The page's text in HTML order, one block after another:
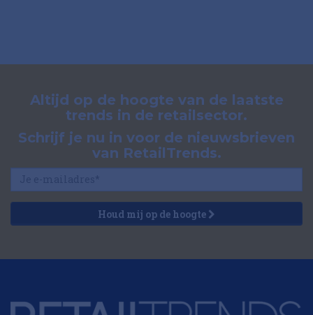
Altijd op de hoogte van de laatste
trends in de retailsector.
Schrijf je nu in voor de nieuwsbrieven
van RetailTrends.
Houd mij op de hoogte